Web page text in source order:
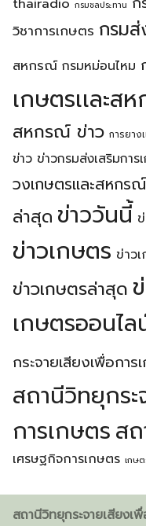
กรมชลประทาน
วิชาการเกษตร กรมส่
สหกรณ์ กรมหม่อนไหม
เกษตรเเละส
สหกรณ์ ข่าว การยาง
ข่าว ข่าวกรมส่งเสริมการ
วงเกษตรเเละสหกรณ์
ล่าสุด ข่าววันนี้
ข่าวเกษตร ข่าว
ข่าวเกษตรล่าสุด
เกษตรออนไล
กระจายเสียงเพื่อการ
สถานีวิทยุกระ
การเกษตรส
เศรษฐกิจการเกษตร เกษ
สถานีวิทยุกระจายเสียงเ